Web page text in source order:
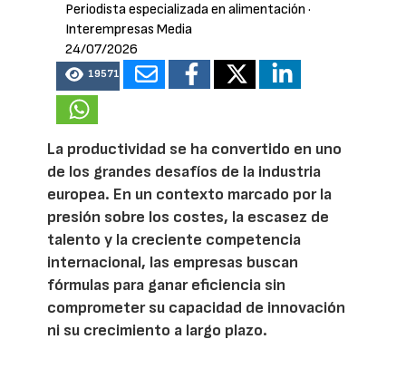
Periodista especializada en alimentación ·
Interempresas Media
24/07/2026
19571
La productividad se ha convertido en uno
de los grandes desafíos de la industria
europea. En un contexto marcado por la
presión sobre los costes, la escasez de
talento y la creciente competencia
internacional, las empresas buscan
fórmulas para ganar eficiencia sin
comprometer su capacidad de innovación
ni su crecimiento a largo plazo.